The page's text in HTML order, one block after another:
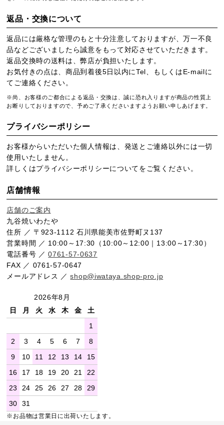
返品・交換について
返品には厳格な管理のもと十分注意しておりますが、万一不良
品などございましたら誠意をもって対応させていただきます。
返品交換時の送料は、弊店が負担いたします。
お気付きの点は、商品到着後5日以内にTel、もしくはE-mailに
てご連絡ください。
※尚、お客様のご都合による返品・交換は、誠に恐れ入りますが商品の性質上
お断りしておりますので、予めご了承くださいますようお願い申しあげます。
プライバシーポリシー
お客様からいただいた個人情報は、発送とご連絡以外には一切
使用いたしません。
詳しくはプライバシーポリシーについてをご覧ください。
店舗情報
店舗のご案内
九谷焼いわたや
住所 ／ 〒923-1112 石川県能美市佐野町ヌ137
営業時間 ／ 10:00～17:30（10:00～12:00｜13:00～17:30）
電話番号 ／0761-57-0637
FAX ／ 0761-57-0647
メールアドレス ／shop@iwataya.shop-pro.jp
2026年8月
日
月 火 水 木 金
土
1
2
3 4 5 6 7
8
9
10 11 12 13 14
15
16
17 18 19 20 21
22
23
24 25 26 27 28
29
30
31
※お品物は営業日に出荷いたします。